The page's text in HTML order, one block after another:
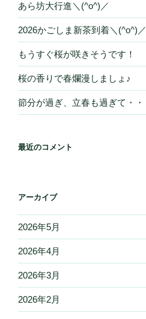
あら坊大行進＼(^o^)／
2026かごしま新茶到着＼(^o^)／
もうすぐ桜が咲きそうです！
桜の香りで春爛漫しましょ♪
節分が過ぎ、立春も過ぎて・・
最近のコメント
アーカイブ
2026年5月
2026年4月
2026年3月
2026年2月